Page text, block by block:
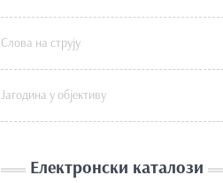
Слова на струју
Јагодина у објективу
Електронски каталози